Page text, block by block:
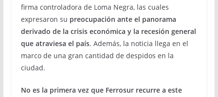
firma controladora de Loma Negra, las cuales
expresaron su preocupación ante el panorama
derivado de la crisis económica y la recesión general
que atraviesa el país. Además, la noticia llega en el
marco de una gran cantidad de despidos en la
ciudad.
No es la primera vez que Ferrosur recurre a este